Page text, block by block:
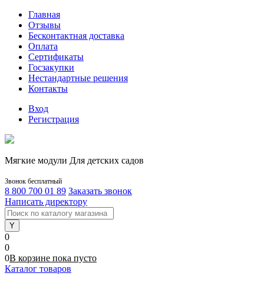
Главная
Отзывы
Бесконтактная доставка
Оплата
Сертификаты
Госзакупки
Нестандартные решения
Контакты
Вход
Регистрация
Мягкие модули Для детских садов
Звонок бесплатный
8 800 700 01 89 Заказать звонок
Написать директору
0
0
0В корзине пока пусто
Каталог товаров